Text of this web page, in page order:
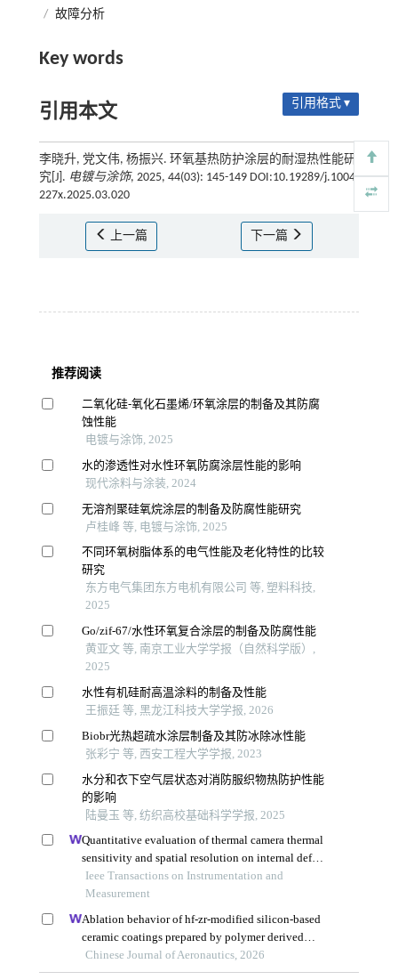
/ 故障分析
Key words
引用本文 引用格式 ▾
李晓升, 党文伟, 杨振兴. 环氧基热防护涂层的耐湿热性能研
究[J]. 电镀与涂饰, 2025, 44(03): 145-149 DOI:10.19289/j.1004-
227x.2025.03.020
上一篇 下一篇